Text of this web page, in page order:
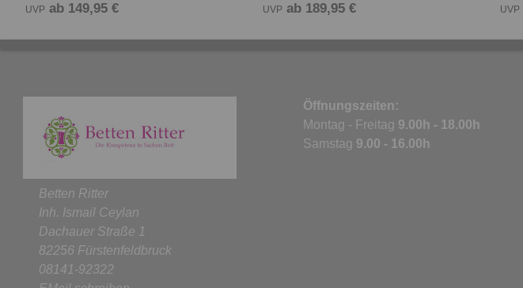
UVP ab 149,95 € UVP ab 189,95 € UVP
Betten Ritter
Inh. Ismail Ceylan
Dachauer Straße 1
82256 Fürstenfeldbruck
08141-92322
Öffnungszeiten:
Montag - Freitag 9.00h - 18.00h
Samstag 9.00 - 16.00h